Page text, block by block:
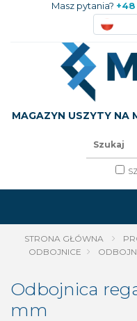
Masz pytania?
MAGAZYN USZYTY NA
STRONA GŁÓWNA
ODBOJNICE
Odbojnica
mm